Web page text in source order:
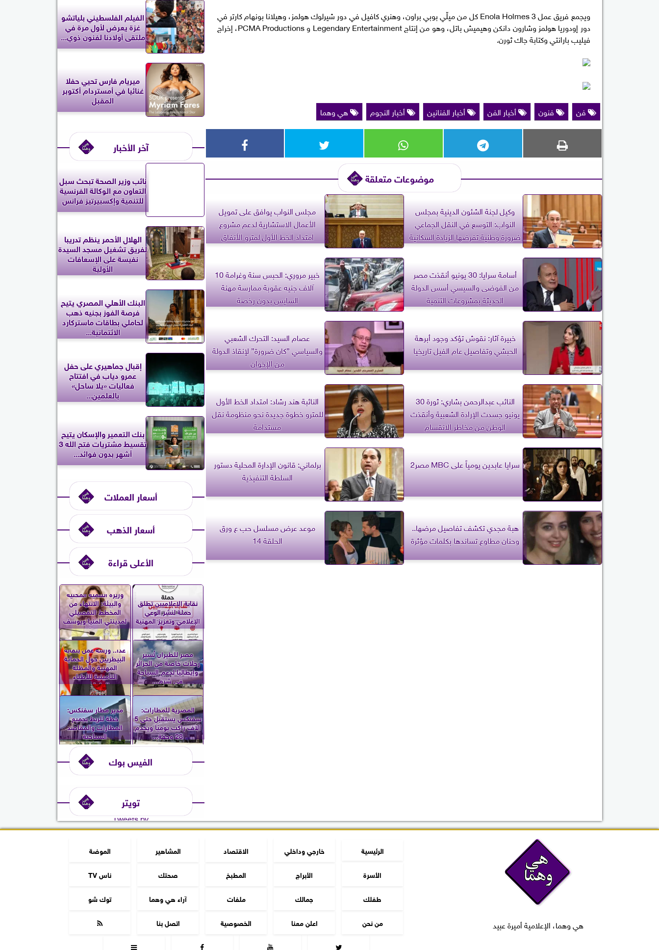
ويجمع فريق عمل Enola Holmes 3 كل من ميلّي بوبي براون، وهنري كافيل في دور شيرلوك هولمز، وهيلانا بونهام كارتر في
دور إودوريا هولمز وشارون دانكن وهيميش باتل، وهو من إنتاج Legendary Entertainment و PCMA Productions، إخراج
فيليب بارانتي وكتابة جاك ثورن.
فن فنون أخبار الفن أخبار الفنانين أخبار النجوم هي وهما
موضوعات متعلقة
وكيل لجنة الشئون الدينية بمجلس
النواب: التوسع في النقل الجماعي
ضرورة وطنية تفرضها الزيادة السكانية
مجلس النواب يوافق على تمويل
الأعمال الاستشارية لدعم مشروع
امتداد الخط الأول لمترو الأنفاق
أسامة سرايا: 30 يونيو أنقذت مصر
من الفوضى والسيسي أسس الدولة
الحديثة بمشروعات التنمية
خبير مروري: الحبس سنة وغرامة 10
آلاف جنيه عقوبة ممارسة مهنة
السايس بدون رخصة
خبيرة آثار: نقوش تؤكد وجود أبرهة
الحبشي وتفاصيل عام الفيل تاريخيا
عصام السيد: التحرك الشعبي
والسياسي ”كان ضرورة” لإنقاذ الدولة
من الإخوان
النائب عبدالرحمن بشاري: ثورة 30
يونيو جسدت الإرادة الشعبية وأنقذت
الوطن من مخاطر الانقسام
النائبة هند رشاد: امتداد الخط الأول
للمترو خطوة جديدة نحو منظومة نقل
مستدامة
سرايا عابدين يومياً على MBC مصر2
برلماني: قانون الإدارة المحلية دستور
السلطة التنفيذية
هبة مجدي تكشف تفاصيل مرضها..
وحنان مطاوع تساندها بكلمات مؤثرة
موعد عرض مسلسل حب ع ورق
الحلقة 14
الفيلم الفلسطيني بلياتشو
غزة يعرض لأول مرة في
ملتقى أولادنا لفنون ذوي...
ميريام فارس تحيي حفلا
غنائيا في أمستردام أكتوبر
المقبل
آخر الأخبار
نائب وزير الصحة تبحث سبل
التعاون مع الوكالة الفرنسية
للتنمية وإكسبيرتيز فرانس
الهلال الأحمر ينظم تدريبا
لفريق تشغيل مسجد السيدة
نفيسة على الإسعافات
الأولية
البنك الأهلي المصري يتيح
فرصة الفوز بجنيه ذهب
لحاملي بطاقات ماستركارد
الائتمانية...
إقبال جماهيري على حفل
عمرو دياب في افتتاح
فعاليات «يلا ساحل»
بالعلمين...
بنك التعمير والإسكان يتيح
تقسيط مشتريات فتح الله 3
أشهر بدون فوائد...
أسعار العملات
أسعار الذهب
الأعلى قراءة
نقابة الإعلاميين تطلق
حملة لنشر الوعي
الإعلامي وتعزيز المهنية
وزيرة التنمية المحلية
والبيئة: الانتهاء من
المخطط التفصيلي
لمدينتي المنيا ويوسف
الصديق...
مصر للطيران تُسير
رحلات خاصة من الجزائر
وإيطاليا لدعم السياحة
في شرم...
غدا.. ورشة عمل بنقابة
البيطريين حول الحماية
المهنية والمظلة
التأمينية للأطباء
العاملين...
المصرية للمطارات:
سفنكس يستقبل حتى 5
آلاف راكب يوميًا ويخدم
28 وجهة...
مدير مطار سفنكس:
خطة للربط بجميع
المطارات والمقاصد
السياحية
الفيس بوك
تويتر
Tweets by
هي وهما، الإعلامية أميرة عبيد
الرئيسية خارجي وداخلي الاقتصاد المشاهير
الموضة
الأسرة
الأبراج المطبخ صحتك
ناس TV
طفلك
جمالك ملفات آراء هي وهما
توك شو
من نحن
اعلن معنا الخصوصية اتصل بنا




